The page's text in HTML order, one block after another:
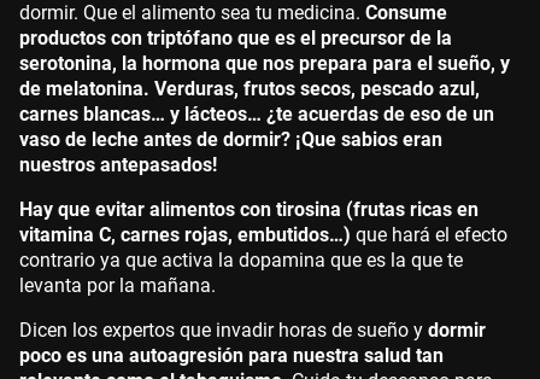
dormir. Que el alimento sea tu medicina. Consume
productos con triptófano que es el precursor de la
serotonina, la hormona que nos prepara para el sueño, y
de melatonina. Verduras, frutos secos, pescado azul,
carnes blancas… y lácteos… ¿te acuerdas de eso de un
vaso de leche antes de dormir? ¡Que sabios eran
nuestros antepasados!
Hay que evitar alimentos con tirosina (frutas ricas en
vitamina C, carnes rojas, embutidos…) que hará el efecto
contrario ya que activa la dopamina que es la que te
levanta por la mañana.
Dicen los expertos que invadir horas de sueño y dormir
poco es una autoagresión para nuestra salud tan